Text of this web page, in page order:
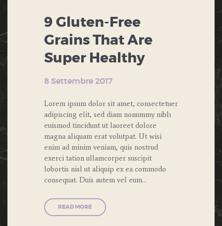
9 Gluten-Free
Grains That Are
Super Healthy
8 Settembre 2017
Lorem ipsum dolor sit amet, consectetuer
adipiscing elit, sed diam nonummy nibh
euismod tincidunt ut laoreet dolore
magna aliquam erat volutpat. Ut wisi
enim ad minim veniam, quis nostrud
exerci tation ullamcorper suscipit
lobortis nisl ut aliquip ex ea commodo
consequat. Duis autem vel eum…
READ MORE